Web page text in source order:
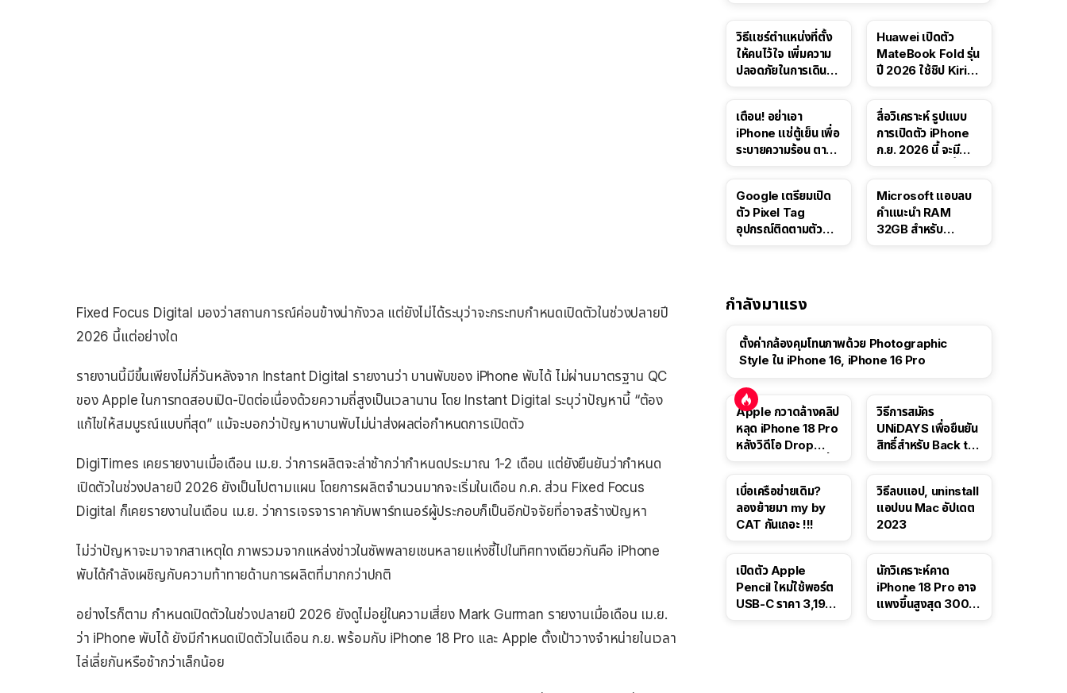
Fixed Focus Digital มองว่าสถานการณ์ค่อนข้างน่ากังวล แต่ยังไม่ได้ระบุว่าจะกระทบกำหนดเปิดตัวในช่วงปลายปี
2026 นี้แต่อย่างใด
รายงานนี้มีขึ้นเพียงไม่กี่วันหลังจาก Instant Digital รายงานว่า บานพับของ iPhone พับได้ ไม่ผ่านมาตรฐาน QC
ของ Apple ในการทดสอบเปิด-ปิดต่อเนื่องด้วยความถี่สูงเป็นเวลานาน โดย Instant Digital ระบุว่าปัญหานี้ “ต้อง
แก้ไขให้สมบูรณ์แบบที่สุด” แม้จะบอกว่าปัญหาบานพับไม่น่าส่งผลต่อกำหนดการเปิดตัว
DigiTimes เคยรายงานเมื่อเดือน เม.ย. ว่าการผลิตจะล่าช้ากว่ากำหนดประมาณ 1-2 เดือน แต่ยังยืนยันว่ากำหนด
เปิดตัวในช่วงปลายปี 2026 ยังเป็นไปตามแผน โดยการผลิตจำนวนมากจะเริ่มในเดือน ก.ค. ส่วน Fixed Focus
Digital ก็เคยรายงานในเดือน เม.ย. ว่าการเจรจาราคากับพาร์ทเนอร์ผู้ประกอบก็เป็นอีกปัจจัยที่อาจสร้างปัญหา
ไม่ว่าปัญหาจะมาจากสาเหตุใด ภาพรวมจากแหล่งข่าวในซัพพลายเชนหลายแห่งชี้ไปในทิศทางเดียวกันคือ iPhone
พับได้กำลังเผชิญกับความท้าทายด้านการผลิตที่มากกว่าปกติ
อย่างไรก็ตาม กำหนดเปิดตัวในช่วงปลายปี 2026 ยังดูไม่อยู่ในความเสี่ยง Mark Gurman รายงานเมื่อเดือน เม.ย.
ว่า iPhone พับได้ ยังมีกำหนดเปิดตัวในเดือน ก.ย. พร้อมกับ iPhone 18 Pro และ Apple ตั้งเป้าวางจำหน่ายในเวลา
ไล่เลี่ยกันหรือช้ากว่าเล็กน้อย
วิธีแชร์ตำแหน่งที่ตั้ง
ให้คนไว้ใจ เพิ่มความ
ปลอดภัยในการเดิน
Huawei เปิดตัว
MateBook Fold รุ่น
ปี 2026 ใช้ชิป Kirin
เตือน! อย่าเอา
iPhone แช่ตู้เย็น เพื่อ
ระบายความร้อน ตาม
สื่อวิเคราะห์ รูปแบบ
การเปิดตัว iPhone
ก.ย. 2026 นี้ จะมี
Google เตรียมเปิด
ตัว Pixel Tag
อุปกรณ์ติดตามตัว
Microsoft แอบลบ
คำแนะนำ RAM
32GB สำหรับ
กำลังมาแรง
ตั้งค่ากล้องคุมโทนภาพด้วย Photographic
Style ใน iPhone 16, iPhone 16 Pro
Apple กวาดล้างคลิป
หลุด iPhone 18 Pro
หลังวิดีโอ Drop
วิธีการสมัคร
UNiDAYS เพื่อยืนยัน
สิทธิ์สำหรับ Back to
เบื่อเครือข่ายเดิม?
ลองย้ายมา my by
CAT กันเถอะ !!!
วิธีลบแอป, uninstall
แอปบน Mac อัปเดต
2023
เปิดตัว Apple
Pencil ใหม่ใช้พอร์ต
USB-C ราคา 3,190
นักวิเคราะห์คาด
iPhone 18 Pro อาจ
แพงขึ้นสูงสุด 300